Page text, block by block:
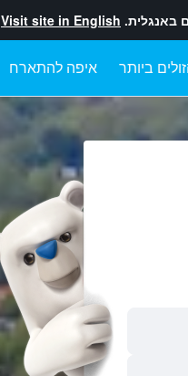
באנגלית. Visit site in English
ביותר איפה להתארח